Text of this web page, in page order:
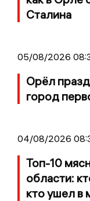
Сталина
05/08/2026
Орёл
город
04/08/2026
Топ-10
области:
кто ушел в